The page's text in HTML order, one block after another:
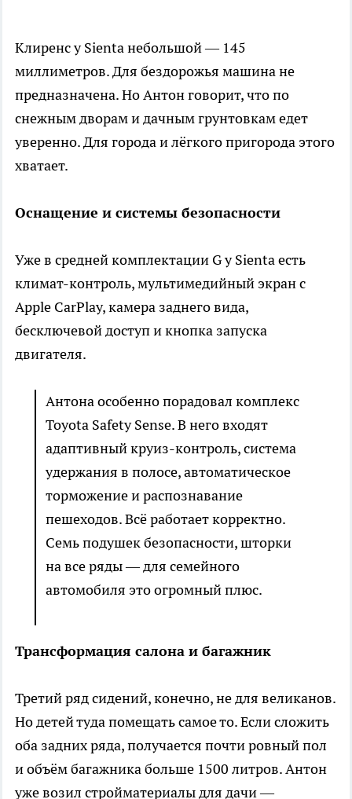
Клиренс у Sienta небольшой — 145
миллиметров. Для бездорожья машина не
предназначена. Но Антон говорит, что по
снежным дворам и дачным грунтовкам едет
уверенно. Для города и лёгкого пригорода этого
хватает.
Оснащение и системы безопасности
Уже в средней комплектации G у Sienta есть
климат-контроль, мультимедийный экран с
Apple CarPlay, камера заднего вида,
бесключевой доступ и кнопка запуска
двигателя.
Антона особенно порадовал комплекс
Toyota Safety Sense. В него входят
адаптивный круиз-контроль, система
удержания в полосе, автоматическое
торможение и распознавание
пешеходов. Всё работает корректно.
Семь подушек безопасности, шторки
на все ряды — для семейного
автомобиля это огромный плюс.
Трансформация салона и багажник
Третий ряд сидений, конечно, не для великанов.
Но детей туда помещать самое то. Если сложить
оба задних ряда, получается почти ровный пол
и объём багажника больше 1500 литров. Антон
уже возил стройматериалы для дачи —